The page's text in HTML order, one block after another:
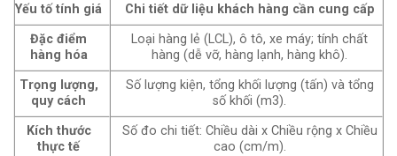
Yếu tố tính giá
Chi tiết dữ liệu khách hàng cần cung cấp
Đặc điểm
hàng hóa
Loại hàng lẻ (LCL), ô tô, xe máy; tính chất
hàng (dễ vỡ, hàng lạnh, hàng khô).
Trọng lượng,
quy cách
Số lượng kiện, tổng khối lượng (tấn) và tổng
số khối (m3).
Kích thước
thực tế
Số đo chi tiết: Chiều dài x Chiều rộng x Chiều
cao (cm/m).